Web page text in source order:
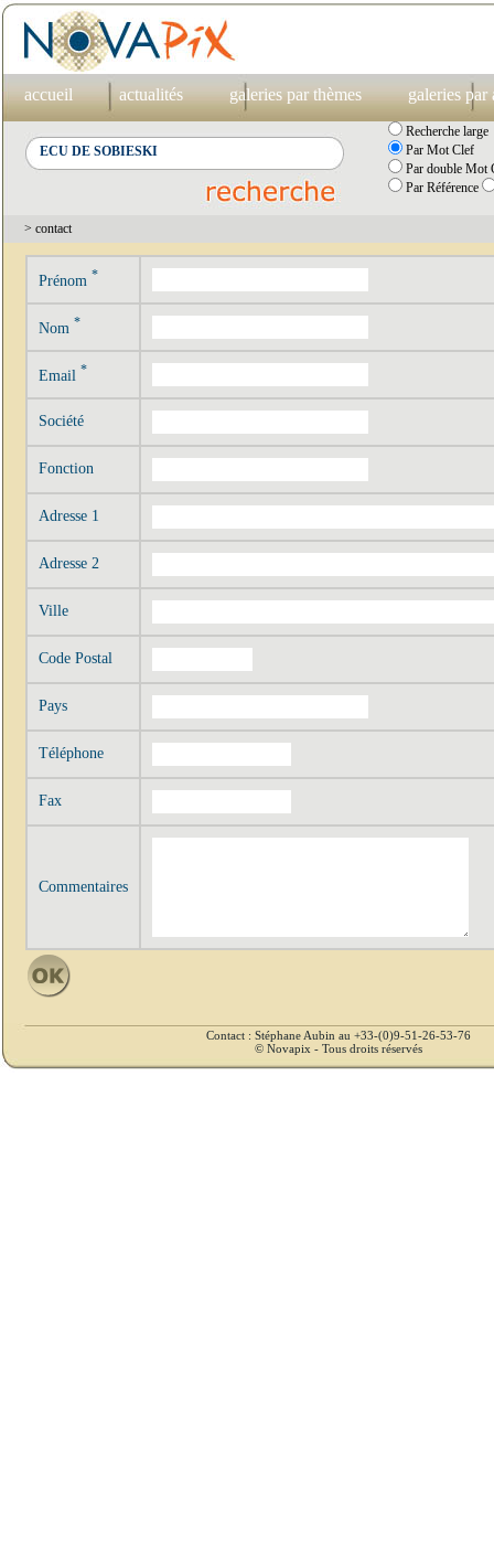
accueil actualités galeries par thèmes galeries par
Recherche large
Par Mot Clef
Par double Mot
Par Référence
> contact
Prénom *
Nom *
Email *
Société
Fonction
Adresse 1
Adresse 2
Ville
Code Postal
Pays
Téléphone
Fax
Commentaires
Contact : Stéphane Aubin au +33-(0)9-51-26-53-76
© Novapix - Tous droits réservés